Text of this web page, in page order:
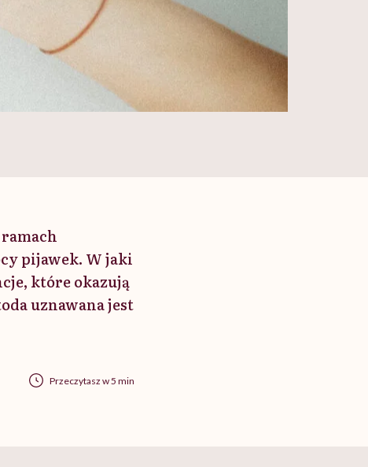
pijawek. W jaki
które okazują
uznawana jest
Przeczytasz w 5 min